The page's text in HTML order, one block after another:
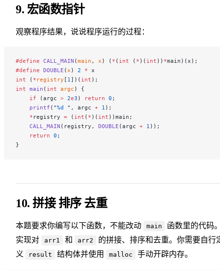
9. 宏函数指针
观察程序结果，说说程序运行的过程：
#define CALL_MAIN (main , x ) ( * ( int ( * )( int )) *main)(x);
#define DOUBLE (x ) 2 * x
int ( * registry [ 1 ])( int );
int main ( int argc ) {
    if
(argc > 2e3 ) return 0 ;
    printf
( "%d " , argc + 1 );
    *
registry = ( int ( * )( int ))main;
    CALL_MAIN
(registry, DOUBLE (argc + 1 ));
    return
0 ;
}
10. 拼接 排序 去重
本题要求你编写以下函数，不能改动 main
函数里的代码
实现对
arr1 和 arr2
的拼接、排序和去重。你需要自行
义
result 结构体并使用 malloc 手动开辟内存。